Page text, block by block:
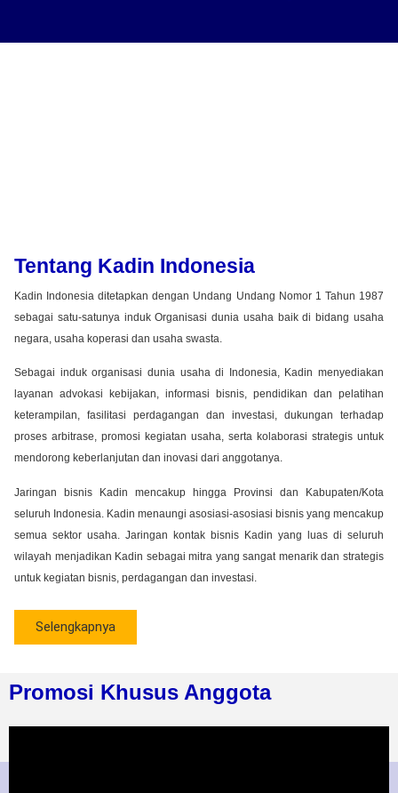
Tentang Kadin Indonesia
Kadin Indonesia ditetapkan dengan Undang Undang Nomor 1 Tahun 1987
sebagai satu-satunya induk Organisasi dunia usaha baik di bidang usaha
negara, usaha koperasi dan usaha swasta.
Sebagai induk organisasi dunia usaha di Indonesia, Kadin menyediakan
layanan advokasi kebijakan, informasi bisnis, pendidikan dan pelatihan
keterampilan, fasilitasi perdagangan dan investasi, dukungan terhadap
proses arbitrase, promosi kegiatan usaha, serta kolaborasi strategis untuk
mendorong keberlanjutan dan inovasi dari anggotanya.
Jaringan bisnis Kadin mencakup hingga Provinsi dan Kabupaten/Kota
seluruh Indonesia. Kadin menaungi asosiasi-asosiasi bisnis yang mencakup
semua sektor usaha. Jaringan kontak bisnis Kadin yang luas di seluruh
wilayah menjadikan Kadin sebagai mitra yang sangat menarik dan strategis
untuk kegiatan bisnis, perdagangan dan investasi.
Selengkapnya
Promosi Khusus Anggota